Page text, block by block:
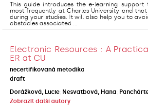
This guide introduces the e-learning
most frequently at Charles University and
during your studies. It will also help you to
obstacles associated ...
Electronic Resources : A
ER at CU
necertifikovaná metodika
draft
Dorážková, Lucie; Nesvatbová, Hana;
Zobrazit další autory